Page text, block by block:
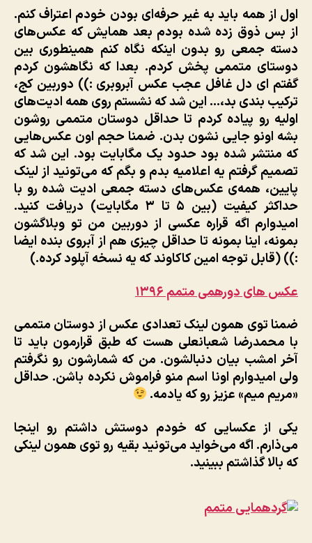
دسته
جمعی
+
تعدادی
عکس
دو
نفره
منتظر
اول از همه باید به غیر حرفه‌ای بودن خودم اعتراف کنم.
از بس ذوق زده شده بودم بعد همایش که عکس‌های
دسته جمعی رو بدون اینکه نگاه کنم همینطوری بین
دوستای متممی پخش کردم. بعدا که نگاهشون کردم
گفتم ای دل غافل عجب عکس آبروبری :)) دوربین کج،
ترکیب بندی بد،… این شد که نشستم روی همه ادیت‌های
اولیه رو پیاده کردم تا حداقل دوستان متممی روشون
بشه اونو جایی نشون بدن. ضمنا حجم اون عکس‌هایی
که منتشر شده بود حدود یک مگابایت بود. این شد که
تصمیم گرفتم یه اعلامیه بدم و بگم که می‌تونید از لینک
پایین، همه‌ی عکس‌های دسته جمعی ادیت شده رو با
حداکثر کیفیت (بین ۵ تا ۳ مگابایت) دریافت کنید.
امیدوارم اگه قراره عکسی از دوربین من تو وبلاگشون
بمونه، اینا بمونه تا حداقل چیزی هم از آبروی بنده ایضا
:)) (قابل توجه امین کاکاوند که یه نسخه آپلود کرده.)
عکس های دورهمی متمم ۱۳۹۶
ضمنا توی همون لینک تعدادی عکس از دوستان متممی
با محمدرضا شعبانعلی هست که طبق قرارمون باید تا
آخر امشب بیان دنبالشون. من که شمارشون رو نگرفتم
ولی امیدوارم اونا اسم منو فراموش نکرده باشن. حداقل
«مریم میم» عزیز رو که یادمه.
یکی از عکسایی که خودم دوستش داشتم رو اینجا
می‌ذارم. اگه می‌خواید می‌تونید بقیه رو توی همون لینکی
که بالا گذاشتم ببینید.